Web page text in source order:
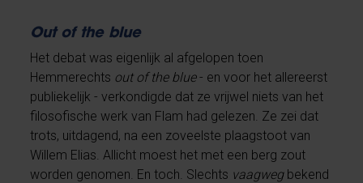
Out of the blue
Het debat was eigenlijk al afgelopen toen
Hemmerechts out of the blue- en voor het allereerst
publiekelijk - verkondigde dat ze vrijwel niets van het
filosofische werk van Flam had gelezen. Ze zei dat
trots, uitdagend, na een zoveelste plaagstoot van
Willem Elias. Allicht moest het met een berg zout
worden genomen. En toch. Slechts vaagwegbekend